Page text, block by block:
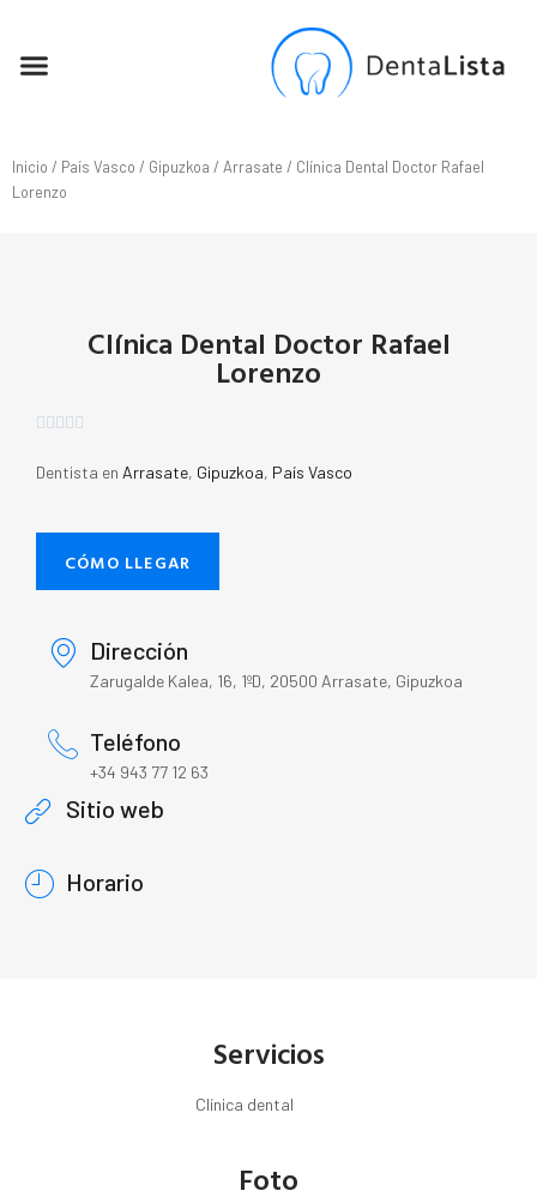
Inicio / País Vasco / Gipuzkoa / Arrasate / Clínica Dental Doctor Rafael
Lorenzo
Clínica Dental Doctor Rafael
Lorenzo
    
Dentista en Arrasate, Gipuzkoa, País Vasco
CÓMO LLEGAR
Dirección
Zarugalde Kalea, 16, 1ºD, 20500 Arrasate, Gipuzkoa
Teléfono
+34 943 77 12 63
Sitio web
Horario
Servicios
Clínica dental
Foto